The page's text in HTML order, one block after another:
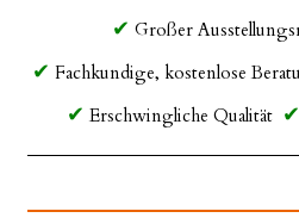
Großer
Fachkundige, kostenlose
Erschwingliche Qualität